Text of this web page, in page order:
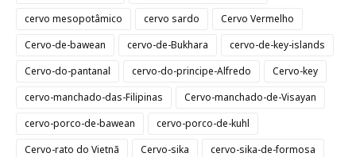
cervo mesopotâmico
cervo sardo
Cervo Vermelho
Cervo-de-bawean
cervo-de-Bukhara
cervo-de-key-islands
Cervo-do-pantanal
cervo-do-principe-Alfredo
Cervo-key
cervo-manchado-das-Filipinas
Cervo-manchado-de-Visayan
cervo-porco-de-bawean
cervo-porco-de-kuhl
Cervo-rato do Vietnã
Cervo-sika
cervo-sika-de-formosa